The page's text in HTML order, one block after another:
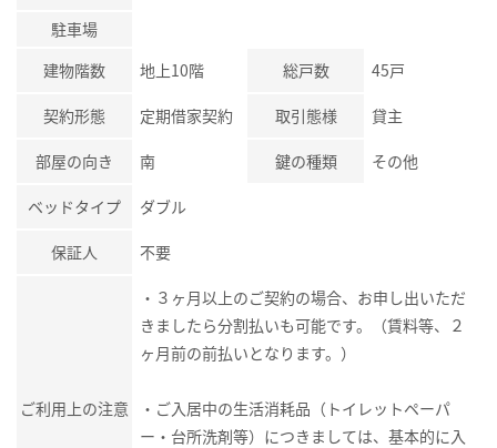
駐車場
建物階数
地上10階 総戸数 45戸
契約形態 定期借家契約 取引態様 貸主
部屋の向き 南 鍵の種類 その他
ベッドタイプ ダブル
保証人 不要
ご利用上の注意
・３ヶ月以上のご契約の場合、お申し出いただ
きましたら分割払いも可能です。（賃料等、２
ヶ月前の前払いとなります。）
・ご入居中の生活消耗品（トイレットペーパ
ー・台所洗剤等）につきましては、基本的に入